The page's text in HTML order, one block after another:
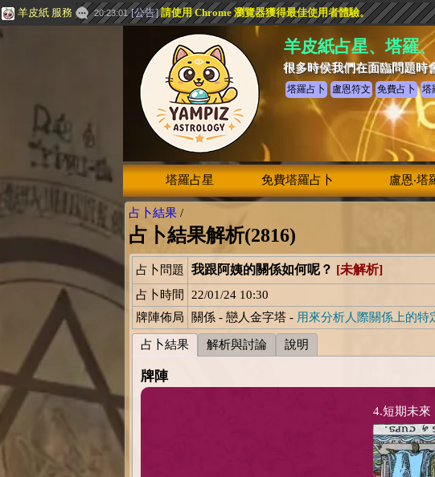
羊皮紙 服務 20:23:01 [公告]請使用 Chrome 瀏覽器獲得最佳使用者體驗。
羊皮紙占星、塔羅
很多時侯我們在面臨問題時
塔羅占卜 盧恩符文 免費占卜 塔
塔羅占星 免費塔羅占卜 盧恩‧塔
占卜結果/
占卜結果解析(2816)
占卜問題 我跟阿姨的關係如何呢？ [未解析]
占卜時間
22/01/24 10:30
牌陣佈局
關係 - 戀人金字塔 - 用來分析人際關係上的特
占卜結果 解析與討論 說明
牌陣
4.短期未來